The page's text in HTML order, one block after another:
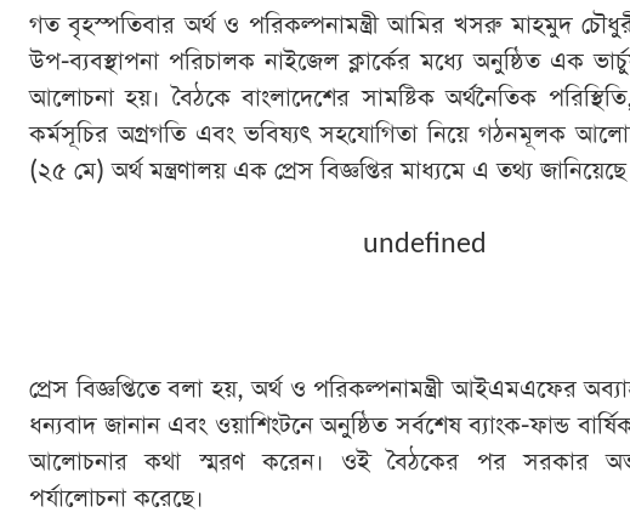
গত বৃহস্পতিবার অর্থ ও পরিকল্পনামন্ত্রী আমির খসরু মাহমুদ
উপ-ব্যবস্থাপনা পরিচালক নাইজেল ক্লার্কের মধ্যে অনুষ্ঠিত এক
আলোচনা হয়। বৈঠকে বাংলাদেশের সামষ্টিক অর্থনৈতিক
কর্মসূচির অগ্রগতি এবং ভবিষ্যৎ সহযোগিতা নিয়ে গঠনমূলক
(২৫ মে) অর্থ মন্ত্রণালয় এক প্রেস বিজ্ঞপ্তির মাধ্যমে এ তথ্য
undefined
প্রেস বিজ্ঞপ্তিতে বলা হয়, অর্থ ও পরিকল্পনামন্ত্রী আইএমএফের
ধন্যবাদ জানান এবং ওয়াশিংটনে অনুষ্ঠিত সর্বশেষ ব্যাংক-ফান্ড
আলোচনার কথা স্মরণ করেন। ওই বৈঠকের পর সরকার
পর্যালোচনা করেছে।